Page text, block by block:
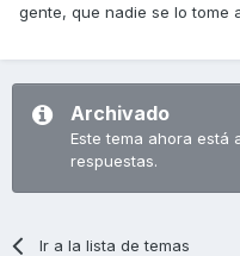
gente, que nadie se lo tome
Archivado
Este tema ahora está
respuestas.
Ir a la lista de temas